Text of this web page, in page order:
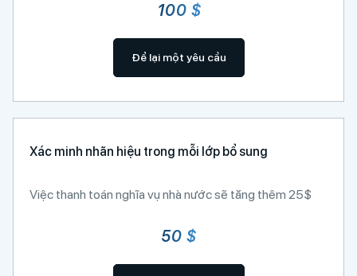
100 $
Để lại một yêu cầu
Xác minh nhãn hiệu trong mỗi lớp bổ sung
Việc thanh toán nghĩa vụ nhà nước sẽ tăng thêm 25$
50 $